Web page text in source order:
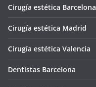
Cirugía estética Barcelona
Cirugía estética Madrid
Cirugía estética Valencia
Dentistas Barcelona